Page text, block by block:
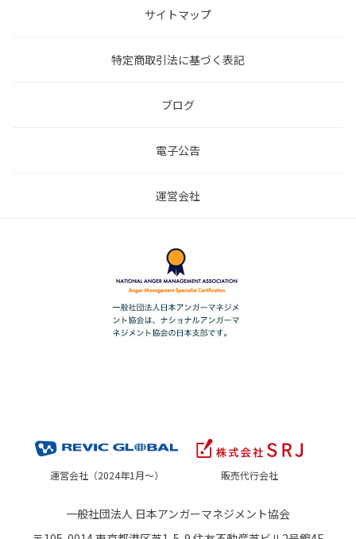
サイトマップ
特定商取引法に基づく表記
ブログ
電子公告
運営会社
運営会社（2024年1月～） 販売代行会社
一般社団法人 日本アンガーマネジメント協会